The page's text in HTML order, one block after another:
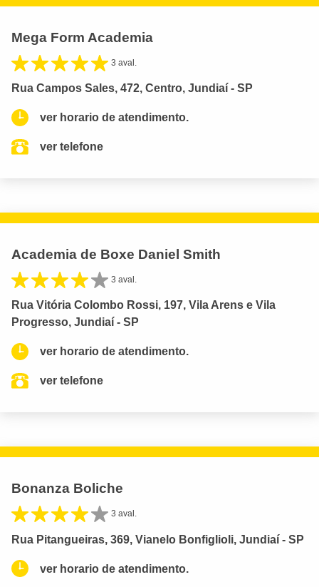
Mega Form Academia
3 aval.
Rua Campos Sales, 472, Centro, Jundiaí - SP
ver horario de atendimento.
ver telefone
Academia de Boxe Daniel Smith
3 aval.
Rua Vitória Colombo Rossi, 197, Vila Arens e Vila
Progresso, Jundiaí - SP
ver horario de atendimento.
ver telefone
Bonanza Boliche
3 aval.
Rua Pitangueiras, 369, Vianelo Bonfiglioli, Jundiaí - SP
ver horario de atendimento.